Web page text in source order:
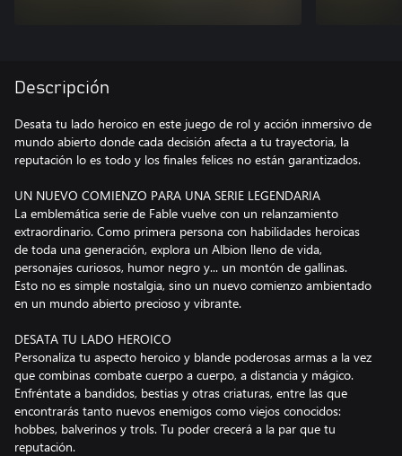
Descripción
Desata tu lado heroico en este juego de rol y acción inmersivo de
mundo abierto donde cada decisión afecta a tu trayectoria, la
reputación lo es todo y los finales felices no están garantizados.
UN NUEVO COMIENZO PARA UNA SERIE LEGENDARIA
La emblemática serie de Fable vuelve con un relanzamiento
extraordinario. Como primera persona con habilidades heroicas
de toda una generación, explora un Albion lleno de vida,
personajes curiosos, humor negro y... un montón de gallinas.
Esto no es simple nostalgia, sino un nuevo comienzo ambientado
en un mundo abierto precioso y vibrante.
DESATA TU LADO HEROICO
Personaliza tu aspecto heroico y blande poderosas armas a la vez
que combinas combate cuerpo a cuerpo, a distancia y mágico.
Enfréntate a bandidos, bestias y otras criaturas, entre las que
encontrarás tanto nuevos enemigos como viejos conocidos:
hobbes, balverinos y trols. Tu poder crecerá a la par que tu
reputación.